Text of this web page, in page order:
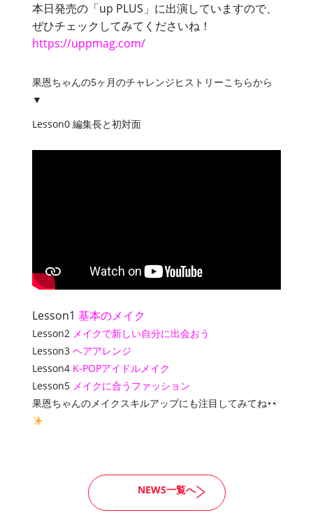
本日発売の「up PLUS」に出演していますので、
ぜひチェックしてみてくださいね！
https://uppmag.com/
果恩ちゃんの5ヶ月のチャレンジヒストリーこちらから
▼
Lesson0 編集長と初対面
Lesson1 基本のメイク
Lesson2 メイクで新しい自分に出会おう
Lesson3 ヘアアレンジ
Lesson4 K-POPアイドルメイク
Lesson5 メイクに合うファッション
果恩ちゃんのメイクスキルアップにも注目してみてね
NEWS一覧へ